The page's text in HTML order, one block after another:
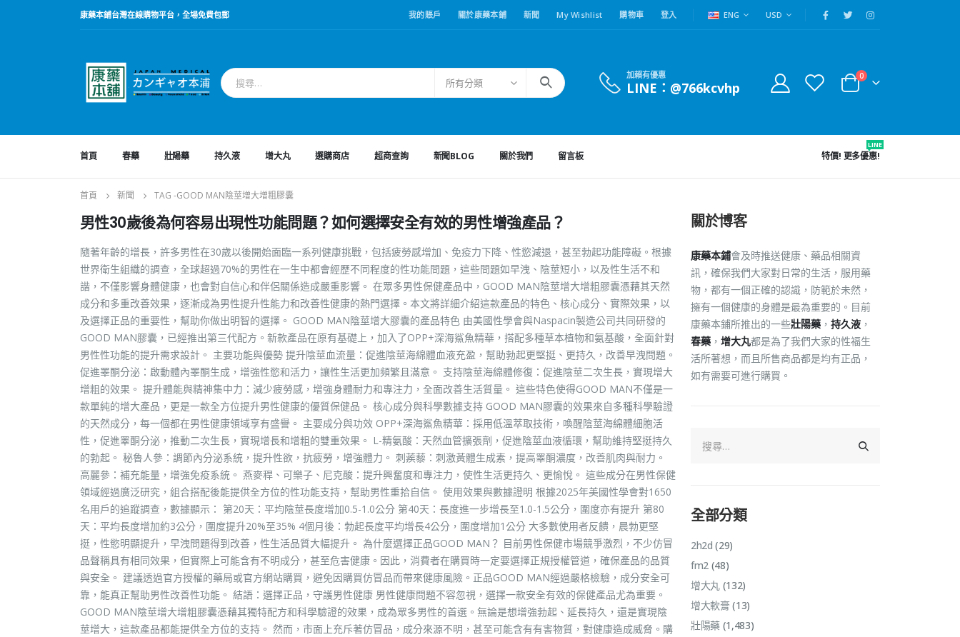
康藥本鋪台灣在線購物平台，全場免費包郵 我的賬戶 關於康藥本鋪 新聞 My Wishlist 購物車 登入 ENG USD
所有分類
加賴有優惠
LINE：@766kcvhp
0
首頁 春藥 壯陽藥 持久液 增大丸 選購商店 超商查詢 新聞BLOG 關於我們 留言板 特價! 更多優惠!
LINE
首頁 新聞 TAG -GOOD MAN陰莖增大增粗膠囊
男性30歲後為何容易出現性功能問題？如何選擇安全有效的男性增強產品？
隨著年齡的增長，許多男性在30歲以後開始面臨一系列健康挑戰，包括疲勞感增加、免疫力下降、性慾減退，甚至勃起功能障礙。根據
世界衛生組織的調查，全球超過70%的男性在一生中都會經歷不同程度的性功能問題，這些問題如早洩、陰莖短小，以及性生活不和
諧，不僅影響身體健康，也會對自信心和伴侶關係造成嚴重影響。 在眾多男性保健產品中，GOOD MAN陰莖增大增粗膠囊憑藉其天然
成分和多重改善效果，逐漸成為男性提升性能力和改善性健康的熱門選擇。本文將詳細介紹這款產品的特色、核心成分、實際效果，以
及選擇正品的重要性，幫助你做出明智的選擇。 GOOD MAN陰莖增大膠囊的產品特色 由美國性學會與Naspacin製造公司共同研發的
GOOD MAN膠囊，已經推出第三代配方。新款產品在原有基礎上，加入了OPP+深海鯊魚精華，搭配多種草本植物和氨基酸，全面針對
男性性功能的提升需求設計。 主要功能與優勢 提升陰莖血流量：促進陰莖海綿體血液充盈，幫助勃起更堅挺、更持久，改善早洩問題。
促進睪酮分泌：啟動體內睪酮生成，增強性慾和活力，讓性生活更加頻繁且滿意。 支持陰莖海綿體修復：促進陰莖二次生長，實現增大
增粗的效果。 提升體能與精神集中力：減少疲勞感，增強身體耐力和專注力，全面改善生活質量。 這些特色使得GOOD MAN不僅是一
款單純的增大產品，更是一款全方位提升男性健康的優質保健品。 核心成分與科學數據支持 GOOD MAN膠囊的效果來自多種科學驗證
的天然成分，每一個都在男性健康領域享有盛譽。 主要成分與功效 OPP+深海鯊魚精華：採用低溫萃取技術，喚醒陰莖海綿體細胞活
性，促進睪酮分泌，推動二次生長，實現增長和增粗的雙重效果。 L-精氨酸：天然血管擴張劑，促進陰莖血液循環，幫助維持堅挺持久
的勃起。 秘魯人參：調節內分泌系統，提升性欲，抗疲勞，增強體力。 刺蒺藜：刺激黃體生成素，提高睪酮濃度，改善肌肉與耐力。
高麗參：補充能量，增強免疫系統。 燕麥稈、可樂子、尼克酸：提升興奮度和專注力，使性生活更持久、更愉悅。 這些成分在男性保健
領域經過廣泛研究，組合搭配後能提供全方位的性功能支持，幫助男性重拾自信。 使用效果與數據證明 根據2025年美國性學會對1650
名用戶的追蹤調查，數據顯示： 第20天：平均陰莖長度增加0.5-1.0公分 第40天：長度進一步增長至1.0-1.5公分，圍度亦有提升 第80
天：平均長度增加約3公分，圍度提升20%至35% 4個月後：勃起長度平均增長4公分，圍度增加1公分 大多數使用者反饋，晨勃更堅
挺，性慾明顯提升，早洩問題得到改善，性生活品質大幅提升。 為什麼選擇正品GOOD MAN？ 目前男性保健市場競爭激烈，不少仿冒
品聲稱具有相同效果，但實際上可能含有不明成分，甚至危害健康。因此，消費者在購買時一定要選擇正規授權管道，確保產品的品質
與安全。 建議透過官方授權的藥局或官方網站購買，避免因購買仿冒品而帶來健康風險。正品GOOD MAN經過嚴格檢驗，成分安全可
靠，能真正幫助男性改善性功能。 結語：選擇正品，守護男性健康 男性健康問題不容忽視，選擇一款安全有效的保健產品尤為重要。
GOOD MAN陰莖增大增粗膠囊憑藉其獨特配方和科學驗證的效果，成為眾多男性的首選。無論是想增強勃起、延長持久，還是實現陰
莖增大，這款產品都能提供全方位的支持。 然而，市面上充斥著仿冒品，成分來源不明，甚至可能含有有害物質，對健康造成威脅。購
關於博客
康藥本鋪會及時推送健康、藥品相關資
訊，確保我們大家對日常的生活，服用藥
物，都有一個正確的認識，防範於未然，
擁有一個健康的身體是最為重要的。目前
康藥本鋪所推出的一些壯陽藥 ， 持久液 ，
春藥 ， 增大丸都是為了我們大家的性福生
活所著想，而且所售商品都是均有正品，
如有需要可進行購買。
全部分類
2h2d (29)
fm2(48)
增大丸(132)
增大軟膏 (13)
壯陽藥(1,483)